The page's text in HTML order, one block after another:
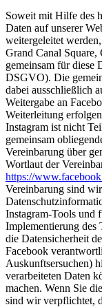
Soweit mit Hilfe des
Daten auf unserer
weitergeleitet
Grand Canal
gemeinsam für diese
DSGVO). Die
dabei ausschließlich
Weitergabe an
Weiterleitung
Instagram ist nicht
gemeinsam
Vereinbarung über
Wortlaut der
https://
Vereinbarung sind
Instagram-Tools und
Implementierung des
die Datensicherheit
Facebook
Auskunftsersuchen)
verarbeiteten Daten
machen. Wenn Sie
sind wir verpflichtet,